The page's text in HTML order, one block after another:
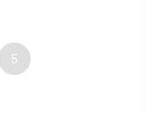
5